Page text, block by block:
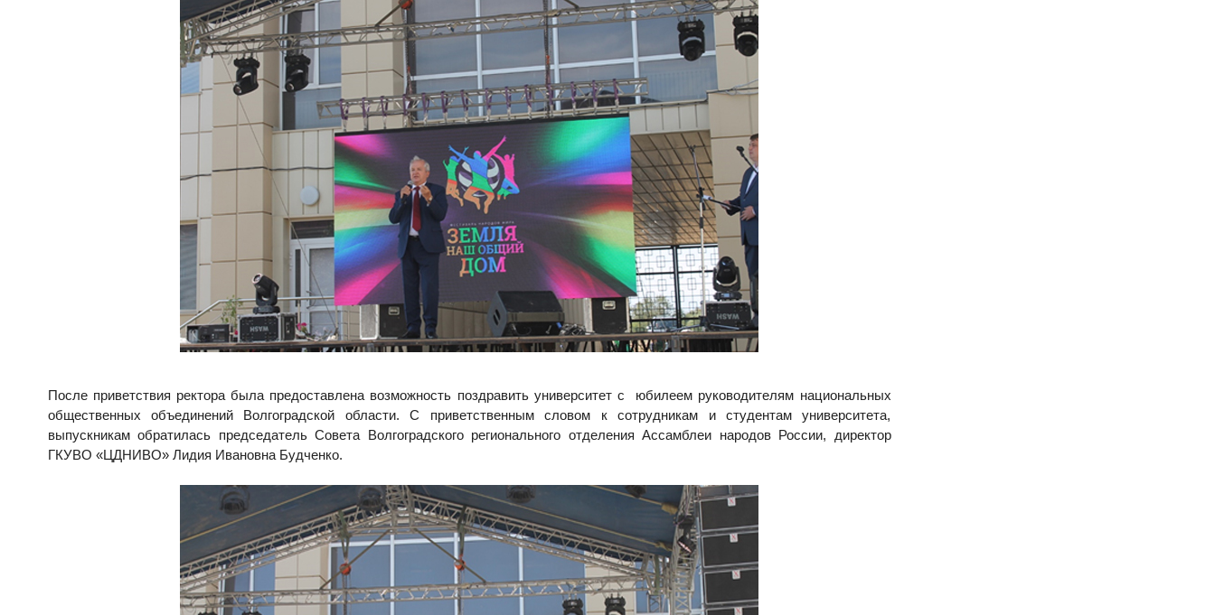
После приветствия ректора была предоставлена возможность поздравить университет с юбилеем руководителям национальных
общественных объединений Волгоградской области. С приветственным словом к сотрудникам и студентам университета,
выпускникам обратилась председатель Совета Волгоградского регионального отделения Ассамблеи народов России, директор
ГКУВО «ЦДНИВО» Лидия Ивановна Будченко.